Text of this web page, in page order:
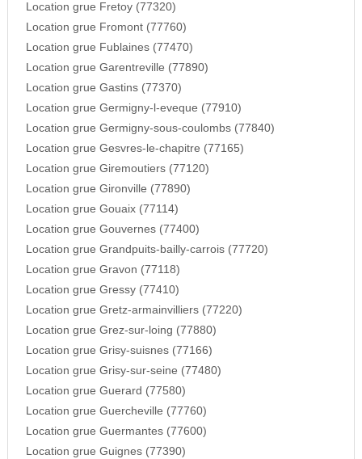
Location grue Fretoy (77320)
Location grue Fromont (77760)
Location grue Fublaines (77470)
Location grue Garentreville (77890)
Location grue Gastins (77370)
Location grue Germigny-l-eveque (77910)
Location grue Germigny-sous-coulombs (77840)
Location grue Gesvres-le-chapitre (77165)
Location grue Giremoutiers (77120)
Location grue Gironville (77890)
Location grue Gouaix (77114)
Location grue Gouvernes (77400)
Location grue Grandpuits-bailly-carrois (77720)
Location grue Gravon (77118)
Location grue Gressy (77410)
Location grue Gretz-armainvilliers (77220)
Location grue Grez-sur-loing (77880)
Location grue Grisy-suisnes (77166)
Location grue Grisy-sur-seine (77480)
Location grue Guerard (77580)
Location grue Guercheville (77760)
Location grue Guermantes (77600)
Location grue Guignes (77390)